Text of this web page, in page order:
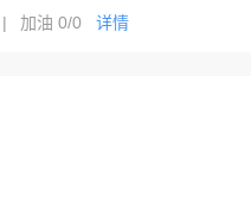
| 加油 0/0 详情